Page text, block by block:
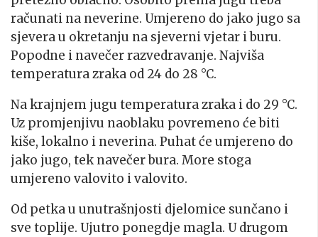
računati na neverine. Umjereno do jako jugo sa
sjevera u okretanju na sjeverni vjetar i buru.
Popodne i navečer razvedravanje. Najviša
temperatura zraka od 24 do 28 °C.
Na krajnjem jugu temperatura zraka i do 29 °C.
Uz promjenjivu naoblaku povremeno će biti
kiše, lokalno i neverina. Puhat će umjereno do
jako jugo, tek navečer bura. More stoga
umjereno valovito i valovito.
Od petka u unutrašnjosti djelomice sunčano i
sve toplije. Ujutro ponegdje magla. U drugom